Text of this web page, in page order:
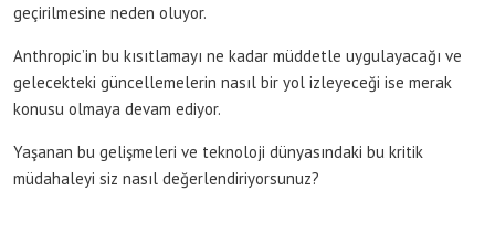
geçirilmesine neden oluyor.
Anthropic’in bu kısıtlamayı ne kadar müddetle uygulayacağı ve
gelecekteki güncellemelerin nasıl bir yol izleyeceği ise merak
konusu olmaya devam ediyor.
Yaşanan bu gelişmeleri ve teknoloji dünyasındaki bu kritik
müdahaleyi siz nasıl değerlendiriyorsunuz?